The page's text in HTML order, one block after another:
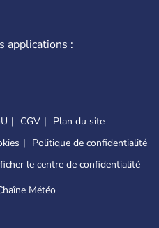
applications :
CGV
Plan du site
Politique de confidentialité
le centre de confidentialité
Météo